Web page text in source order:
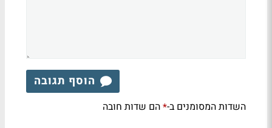
הוסף תגובה
השדות המסומנים ב-*הם שדות חובה